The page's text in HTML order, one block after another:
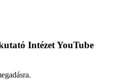
Intézet YouTube